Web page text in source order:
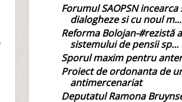
Forumul SAOPSN incearca
dialogheze si cu noul m...
Reforma Bolojan-#rezistă a
sistemului de pensii sp...
Sporul maxim pentru
Proiect de ordonanta de
antimercenariat
Deputatul Ramona